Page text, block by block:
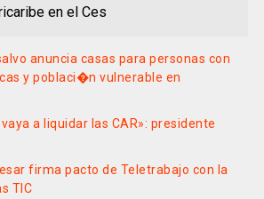
en el Ces
anuncia casas para personas con
y poblaci�n vulnerable en
a liquidar las CAR»: presidente
firma pacto de Teletrabajo con la
TIC